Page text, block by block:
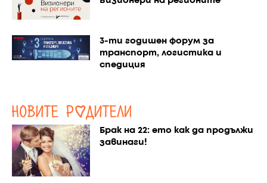
3-ти годишен форум за
транспорт, логистика и
спедиция
Брак на 22: ето как да продължи
завинаги!